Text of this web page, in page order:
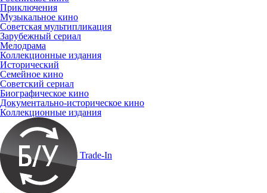
Приключения
Музыкальное кино
Советская мультипликация
Зарубежный сериал
Мелодрама
Коллекционные издания
Исторический
Семейное кино
Советский сериал
Биографическое кино
Документально-историческое кино
Коллекционные издания
Trade-In